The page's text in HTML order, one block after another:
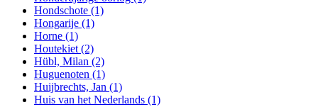
Hondschote (1)
Hongarije (1)
Horne (1)
Houtekiet (2)
Hübl, Milan (2)
Huguenoten (1)
Huijbrechts, Jan (1)
Huis van het Nederlands (1)